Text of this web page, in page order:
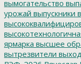
вымогательство
урожай выпускники
ярмарка высшее
вытрезвители